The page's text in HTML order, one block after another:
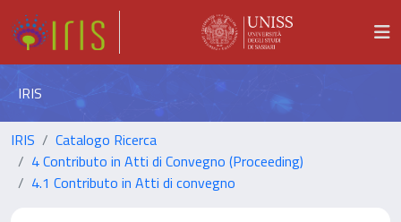
IRIS
IRIS
Catalogo Ricerca
4 Contributo in Atti di Convegno (Proceeding)
4.1 Contributo in Atti di convegno